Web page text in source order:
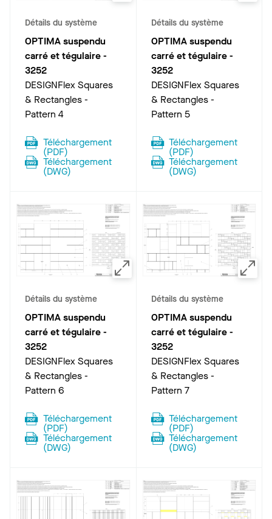
Détails du système
OPTIMA suspendu
carré et tégulaire-
3252
DESIGNFlex Squares
& Rectangles -
Pattern 4
Téléchargement
(PDF)
Téléchargement
(DWG)
Détails du système
OPTIMA suspendu
carré et tégulaire-
3252
DESIGNFlex Squares
& Rectangles -
Pattern 5
Téléchargement
(PDF)
Téléchargement
(DWG)
Détails du système
OPTIMA suspendu
carré et tégulaire-
3252
DESIGNFlex Squares
& Rectangles -
Pattern 6
Téléchargement
(PDF)
Téléchargement
(DWG)
Détails du système
OPTIMA suspendu
carré et tégulaire-
3252
DESIGNFlex Squares
& Rectangles -
Pattern 7
Téléchargement
(PDF)
Téléchargement
(DWG)